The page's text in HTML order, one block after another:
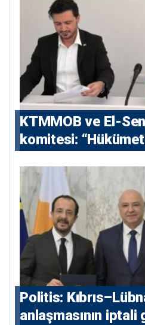
KTMMOB ve El-
komitesi:
Politis:
anlaşmasının